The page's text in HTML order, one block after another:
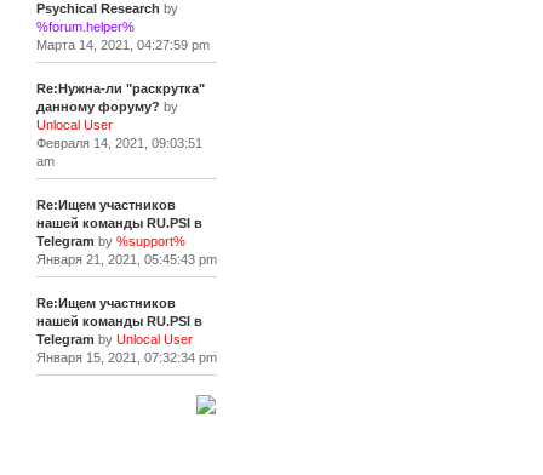
Psychical Research by
%forum.helper%
Марта 14, 2021, 04:27:59 pm
Re:Нужна-ли "раскрутка"
данному форуму? by
Unlocal User
Февраля 14, 2021, 09:03:51
am
Re:Ищем участников
нашей команды RU.PSI в
Telegram by %support%
Января 21, 2021, 05:45:43 pm
Re:Ищем участников
нашей команды RU.PSI в
Telegram by Unlocal User
Января 15, 2021, 07:32:34 pm